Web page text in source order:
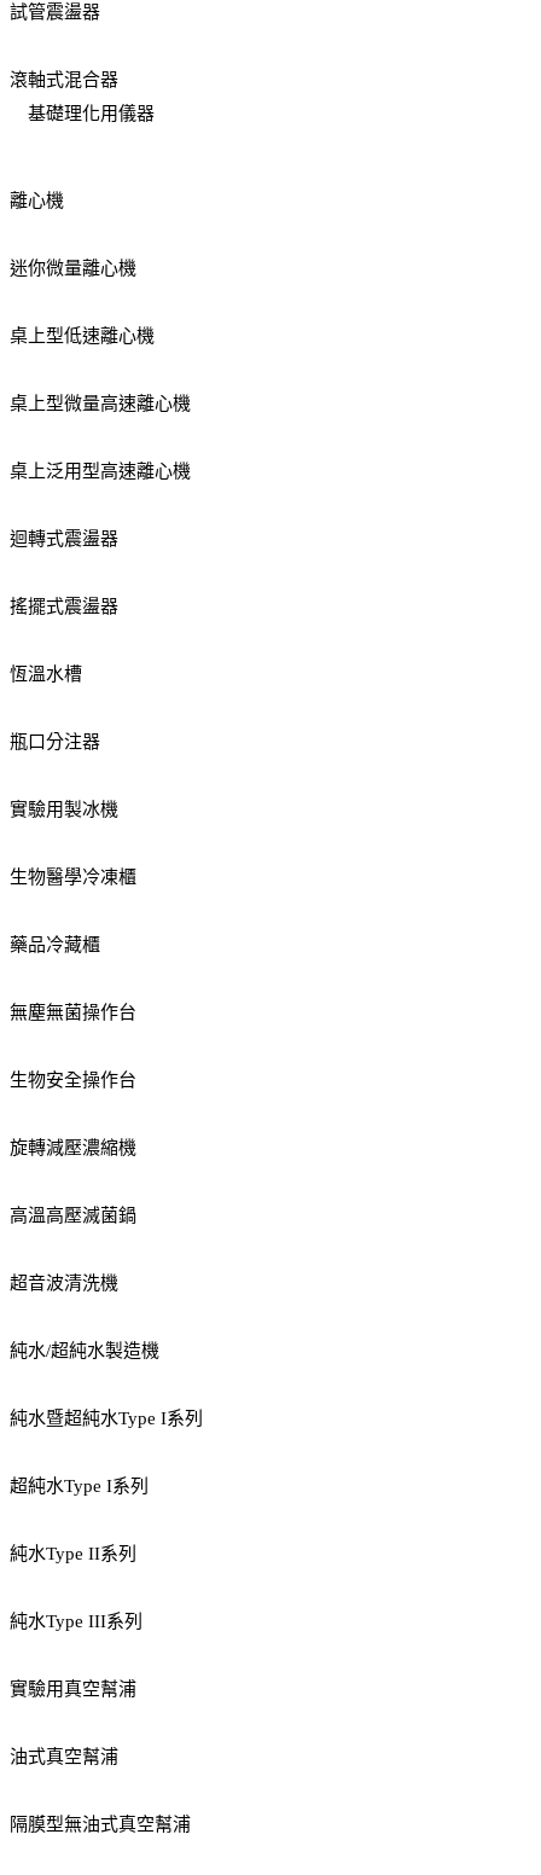
試管震盪器
滾軸式混合器
基礎理化用儀器
離心機
迷你微量離心機
桌上型低速離心機
桌上型微量高速離心機
桌上泛用型高速離心機
迴轉式震盪器
搖擺式震盪器
恆溫水槽
瓶口分注器
實驗用製冰機
生物醫學冷凍櫃
藥品冷藏櫃
無塵無菌操作台
生物安全操作台
旋轉減壓濃縮機
高溫高壓滅菌鍋
超音波清洗機
純水/超純水製造機
純水暨超純水Type I系列
超純水Type I系列
純水Type II系列
純水Type III系列
實驗用真空幫浦
油式真空幫浦
隔膜型無油式真空幫浦